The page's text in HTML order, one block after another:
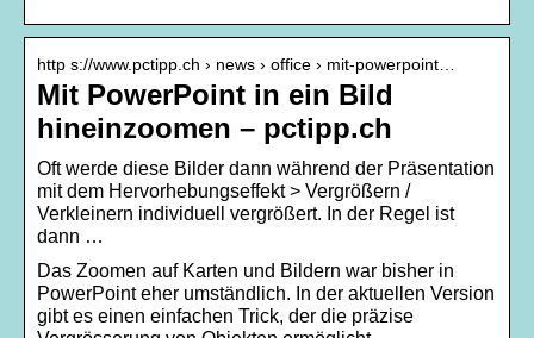
http s://www.pctipp.ch › news › office › mit-powerpoint…
Mit PowerPoint in ein Bild
hineinzoomen – pctipp.ch
Oft werde diese Bilder dann während der Präsentation
mit dem Hervorhebungseffekt > Vergrößern /
Verkleinern individuell vergrößert. In der Regel ist
dann …
Das Zoomen auf Karten und Bildern war bisher in
PowerPoint eher umständlich. In der aktuellen Version
gibt es einen einfachen Trick, der die präzise